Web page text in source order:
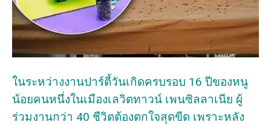
ในระหว่างงานปาร์ตี้วันเกิดครบรอบ 16 ปีของหนู
น้อยคนหนึ่งในเมืองเลวิตทาวน์ เพนซิลลาเนีย ผู้
ร่วมงานกว่า 40 ชีวิตต้องตกใจสุดขีด เพราะหลัง